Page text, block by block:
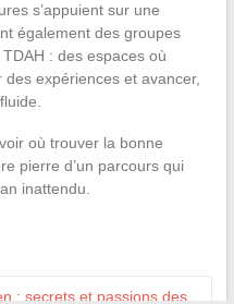
s’appuient sur une
également des groupes
: des espaces où
expériences et avancer,
où trouver la bonne
pierre d’un parcours qui
inattendu.
: secrets et passions des